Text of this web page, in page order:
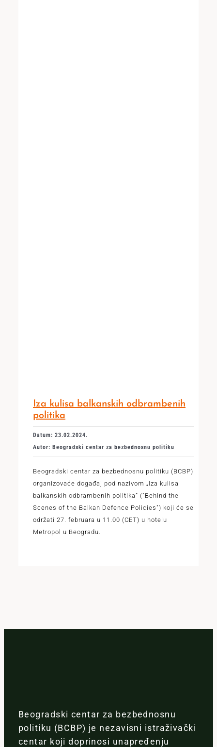
Iza kulisa balkanskih odbrambenih
politika
Datum: 23.02.2024.
Autor: Beogradski centar za bezbednosnu politiku
Beogradski centar za bezbednosnu politiku (BCBP)
organizovaće događaj pod nazivom „Iza kulisa
balkanskih odbrambenih politika” ("Behind the
Scenes of the Balkan Defence Policies") koji će se
održati 27. februara u 11.00 (CET) u hotelu
Metropol u Beogradu.
Beogradski centar za bezbednosnu
politiku (BCBP) je nezavisni istraživački
centar koji doprinosi unapređenju